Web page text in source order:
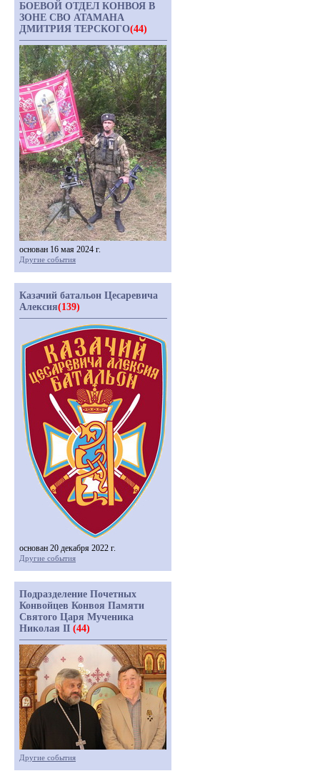
БОЕВОЙ ОТДЕЛ КОНВОЯ В
ЗОНЕ СВО АТАМАНА
ДМИТРИЯ ТЕРСКОГО(44)
основан 16 мая 2024 г.
Другие события
Казачий батальон Цесаревича
Алексия(139)
основан 20 декабря 2022 г.
Другие события
Подразделение Почетных
Конвойцев Конвоя Памяти
Святого Царя Мученика
Николая II (44)
Другие события